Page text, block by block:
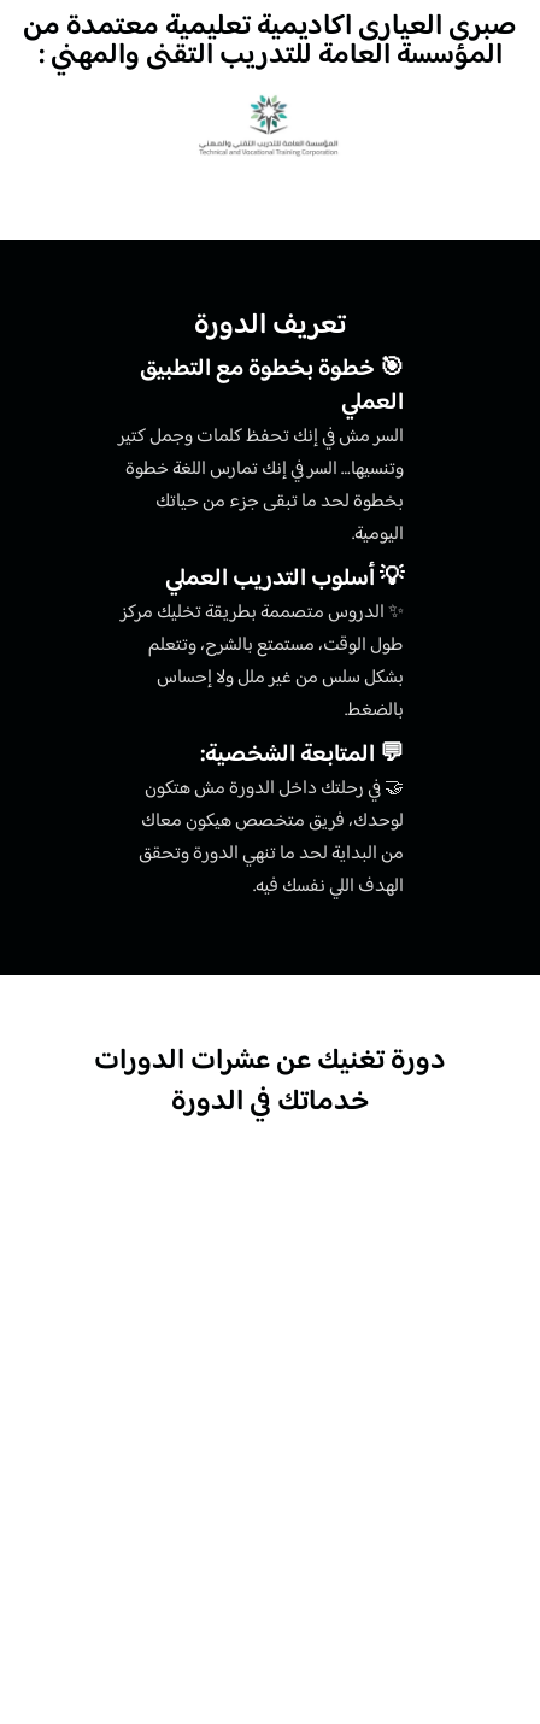
صبرى العيارى اكاديمية تعليمية معتمدة من
المؤسسة العامة للتدريب التقنى والمهني :
تعريف الدورة
🎯 خطوة بخطوة مع التطبيق
العملي
السر مش في إنك تحفظ كلمات وجمل كتير
وتنسيها… السر في إنك تمارس اللغة خطوة
بخطوة لحد ما تبقى جزء من حياتك
اليومية.
💡 أسلوب التدريب العملي
✨ الدروس متصممة بطريقة تخليك مركز
طول الوقت، مستمتع بالشرح، وتتعلم
بشكل سلس من غير ملل ولا إحساس
بالضغط.
💬 المتابعة الشخصية:
🤝 في رحلتك داخل الدورة مش هتكون
لوحدك، فريق متخصص هيكون معاك
من البداية لحد ما تنهي الدورة وتحقق
الهدف اللي نفسك فيه.
دورة تغنيك عن عشرات الدورات
خدماتك في الدورة